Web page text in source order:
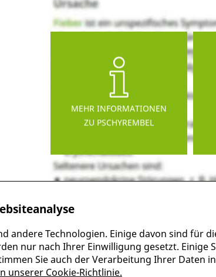
MEHR INFORMATIONEN
ZU PSCHYREMBEL
andere Technologien. Einige davon sind für
nur nach Ihrer Einwilligung gesetzt. Einige
Sie auch der Verarbeitung Ihrer
unserer Cookie-Richtlinie.